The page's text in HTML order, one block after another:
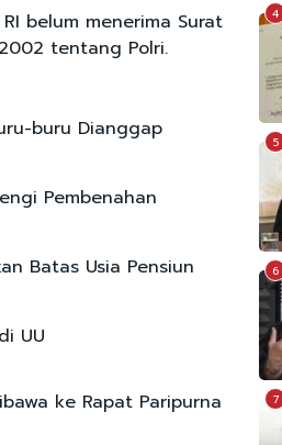
belum menerima Surat
tentang Polri.
buru Dianggap
Pembenahan
Batas Usia Pensiun
UU
ke Rapat Paripurna
4
5
6
7